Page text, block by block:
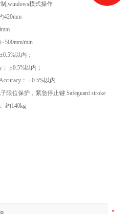
制,windows模式操作
420mm
min
以内；
： ±0.5%以内；
： ±0.5%以内
子限位保护，紧急停止键 Safeguard stroke
： 约140kg